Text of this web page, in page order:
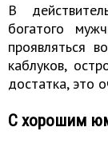
В
богатого
проявляться
каблуков,
достатка, это
С хорошим